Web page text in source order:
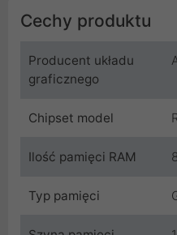
Cechy produktu
Producent układu
graficznego
Chipset model
Ilość pamięci RAM
Typ pamięci